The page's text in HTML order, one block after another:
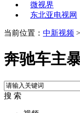
微视界
东北亚电视网
当前位置： 中新视频 >
奔驰车主
搜 索